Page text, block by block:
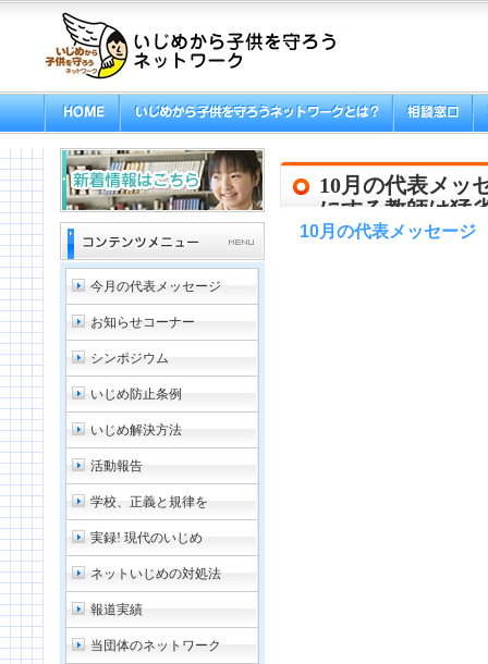
今月の代表メッセージ
お知らせコーナー
シンポジウム
いじめ防止条例
いじめ解決方法
活動報告
学校、正義と規律を
実録! 現代のいじめ
ネットいじめの対処法
報道実績
当団体のネットワーク
10月の代表メッ
にする教師は猛
10月の代表メッセージ